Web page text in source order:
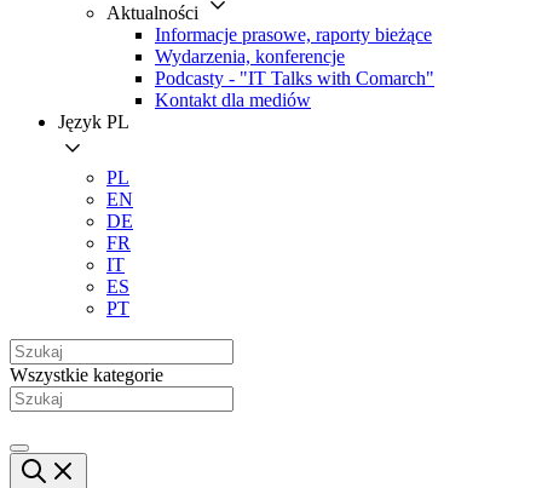
Aktualności
Informacje prasowe, raporty bieżące
Wydarzenia, konferencje
Podcasty - "IT Talks with Comarch"
Kontakt dla mediów
Język PL
PL
EN
DE
FR
IT
ES
PT
Wszystkie kategorie